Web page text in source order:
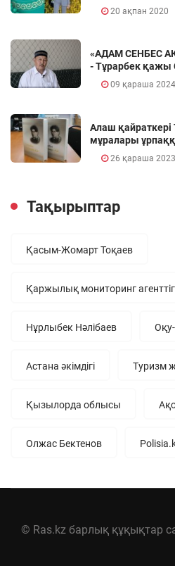
20 ақпан 2020
«АДАМ СЕНБЕС
- Тұрарбек қажы
09 қараша 2024
Алаш қайраткері
мұралары
26 қараша 2023
Тақырыптар
Қасым-Жомарт Тоқаев
Қаржылық мониторинг
Нұрлыбек Нәлібаев Оқу-
Астана әкімдігі Туризм
Қызылорда облысы
Олжас Бектенов
© Ras.kz барлық құқықтар